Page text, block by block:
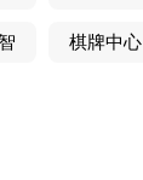
棋牌中心